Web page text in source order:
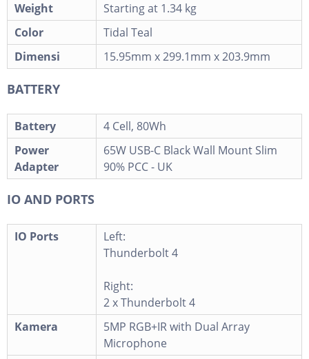
Weight
Starting at 1.34 kg
Color
Tidal Teal
Dimensi
15.95mm x 299.1mm x 203.9mm
BATTERY
Battery
4 Cell, 80Wh
Power
Adapter
65W USB-C Black Wall Mount Slim
90% PCC - UK
IO AND PORTS
IO Ports
Left:
Thunderbolt 4
Right:
2 x Thunderbolt 4
Kamera
5MP RGB+IR with Dual Array
Microphone